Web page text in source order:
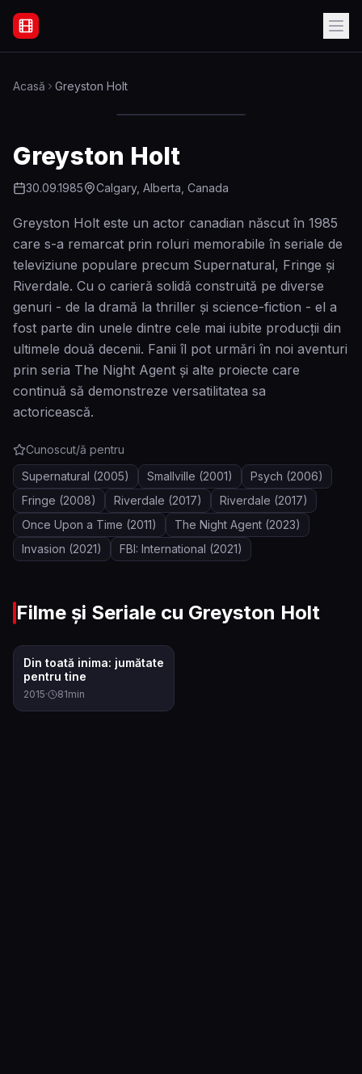
Filme Online Subtitrate - Acasă
Acasă Greyston Holt
Greyston Holt
30.09.1985 Calgary, Alberta, Canada
Greyston Holt este un actor canadian născut în 1985
care s-a remarcat prin roluri memorabile în seriale de
televiziune populare precum Supernatural, Fringe și
Riverdale. Cu o carieră solidă construită pe diverse
genuri - de la dramă la thriller și science-fiction - el a
fost parte din unele dintre cele mai iubite producții din
ultimele două decenii. Fanii îl pot urmări în noi aventuri
prin seria The Night Agent și alte proiecte care
continuă să demonstreze versatilitatea sa
actoricească.
Cunoscut/ă pentru
Supernatural (2005) Smallville (2001) Psych (2006)
Fringe (2008) Riverdale (2017) Riverdale (2017)
Once Upon a Time (2011) The Night Agent (2023)
Invasion (2021) FBI: International (2021)
Filme și Seriale cu Greyston Holt
6.9
Din toată inima: jumătate
pentru tine
2015· 81min